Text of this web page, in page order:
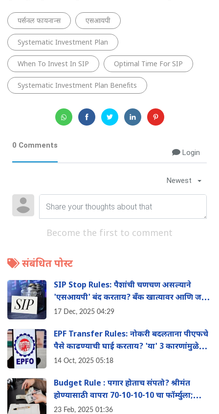
पर्सनल फायनान्स एसआयपी
Systematic Investment Plan
When To Invest In SIP Optimal Time For SIP
Systematic Investment Plan Benefits
0 Comments
Login
Newest
Become the first to comment
संबंधित पोस्ट
SIP Stop Rules: पैशांची चणचण असल्याने
'एसआयपी' बंद करताय? बँक खात्यावर आणि जमा
पैशांवर काय परिणाम होईल?
17 Dec, 2025 04:29
EPF Transfer Rules: नोकरी बदलताना पीएफचे
पैसे काढण्याची घाई करताय? 'या' 3 कारणांमुळे
होऊ शकते मोठे नुकसान
14 Oct, 2025 05:18
Budget Rule : पगार होताच संपतो? श्रीमंत
होण्यासाठी वापरा 70-10-10-10 चा फॉर्म्युला;
कधीच भासणार नाही पैशांची कमतरता
23 Feb, 2025 01:36